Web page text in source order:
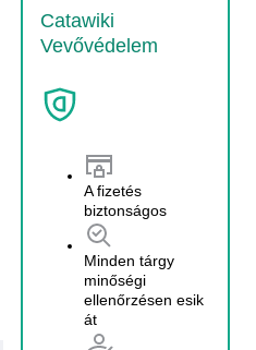
Catawiki
Vevővédelem
A fizetés
biztonságos
Minden tárgy
minőségi
ellenőrzésen esik
át